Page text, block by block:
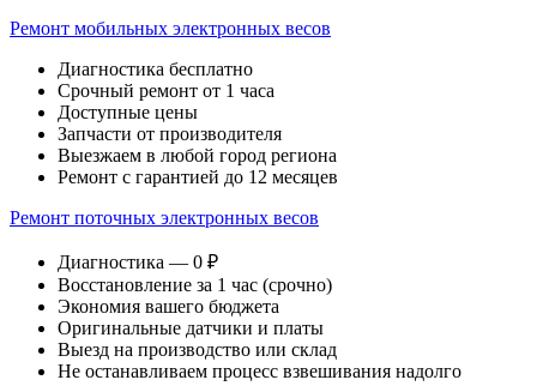
Ремонт мобильных электронных весов
Диагностика бесплатно
Срочный ремонт от 1 часа
Доступные цены
Запчасти от производителя
Выезжаем в любой город региона
Ремонт с гарантией до 12 месяцев
Ремонт поточных электронных весов
Диагностика — 0 ₽
Восстановление за 1 час (срочно)
Экономия вашего бюджета
Оригинальные датчики и платы
Выезд на производство или склад
Не останавливаем процесс взвешивания надолго